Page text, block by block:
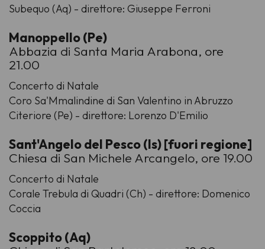
Subequo (Aq) - direttore: Giuseppe Ferroni
Manoppello (Pe)
Abbazia di Santa Maria Arabona, ore
21.00
Concerto di Natale
Coro Sa'Mmalindine di San Valentino in Abruzzo
Citeriore (Pe) - direttore: Lorenzo D'Emilio
Sant'Angelo del Pesco (Is) [fuori regione]
Chiesa di San Michele Arcangelo, ore 19.00
Concerto di Natale
Corale Trebula di Quadri (Ch) - direttore: Domenico
Coccia
Scoppito (Aq)